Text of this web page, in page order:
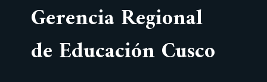
Gerencia Regional
de Educación Cusco